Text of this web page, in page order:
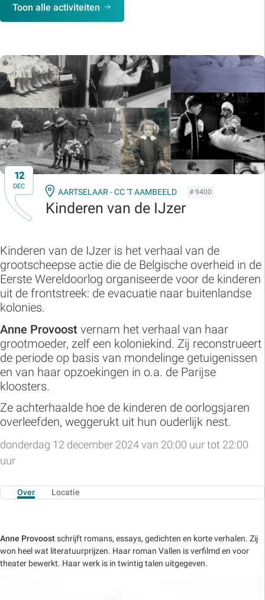
Toon alle activiteiten
12
DEC
AARTSELAAR - CC 'T AAMBEELD # 9400
Kinderen van de IJzer
Kinderen van de IJzer is het verhaal van de
grootscheepse actie die de Belgische overheid in de
Eerste Wereldoorlog organiseerde voor de kinderen
uit de frontstreek: de evacuatie naar buitenlandse
kolonies.
Anne Provoost vernam het verhaal van haar
grootmoeder, zelf een koloniekind. Zij reconstrueert
de periode op basis van mondelinge getuigenissen
en van haar opzoekingen in o.a. de Parijse
kloosters.
Ze achterhaalde hoe de kinderen de oorlogsjaren
overleefden, weggerukt uit hun ouderlijk nest.
donderdag 12 december 2024 van 20:00 uur tot 22:00
uur
Over Locatie
Anne Provoostschrijft romans, essays, gedichten en korte verhalen. Zij
won heel wat literatuurprijzen. Haar roman Vallen is verfilmd en voor
theater bewerkt. Haar werk is in twintig talen uitgegeven.